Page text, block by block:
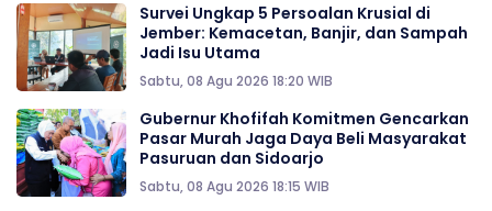
Survei Ungkap 5 Persoalan Krusial di
Jember: Kemacetan, Banjir, dan Sampah
Jadi Isu Utama
Sabtu, 08 Agu 2026 18:20 WIB
Gubernur Khofifah Komitmen Gencarkan
Pasar Murah Jaga Daya Beli Masyarakat
Pasuruan dan Sidoarjo
Sabtu, 08 Agu 2026 18:15 WIB